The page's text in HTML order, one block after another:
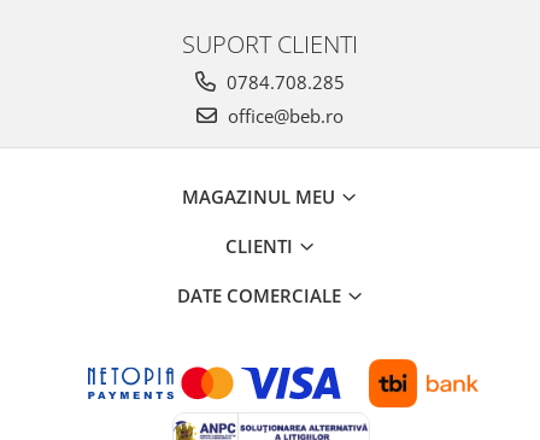
SUPORT CLIENTI
0784.708.285
office@beb.ro
MAGAZINUL MEU
CLIENTI
DATE COMERCIALE